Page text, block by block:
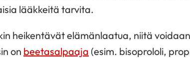
lääkkeitä tarvita.
heikentävät elämänlaatua, niitä
on beetasalpaaja (esim. bisoprololi,